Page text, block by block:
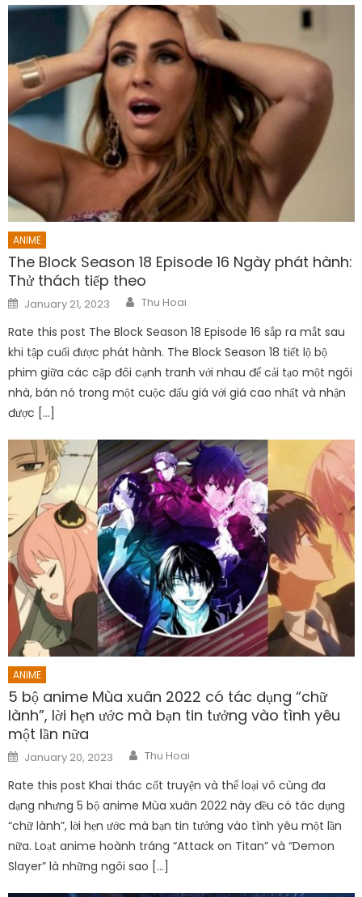
ANIME
The Block Season 18 Episode 16 Ngày phát hành:
Thử thách tiếp theo
Posted
on
January 21, 2023 Author
Thu Hoai
Rate this post The Block Season 18 Episode 16 sắp ra mắt sau
khi tập cuối được phát hành. The Block Season 18 tiết lộ bộ
phim giữa các cặp đôi cạnh tranh với nhau để cải tạo một ngôi
nhà, bán nó trong một cuộc đấu giá với giá cao nhất và nhận
được […]
ANIME
5 bộ anime Mùa xuân 2022 có tác dụng “chữ
lành”, lời hẹn ước mà bạn tin tưởng vào tình yêu
một lần nữa
Posted
on
January 20, 2023 Author
Thu Hoai
Rate this post Khai thác cốt truyện và thể loại vô cùng đa
dạng nhưng 5 bộ anime Mùa xuân 2022 này đều có tác dụng
“chữ lành”, lời hẹn ước mà bạn tin tưởng vào tình yêu một lần
nữa. Loạt anime hoành tráng “Attack on Titan” và “Demon
Slayer” là những ngôi sao […]